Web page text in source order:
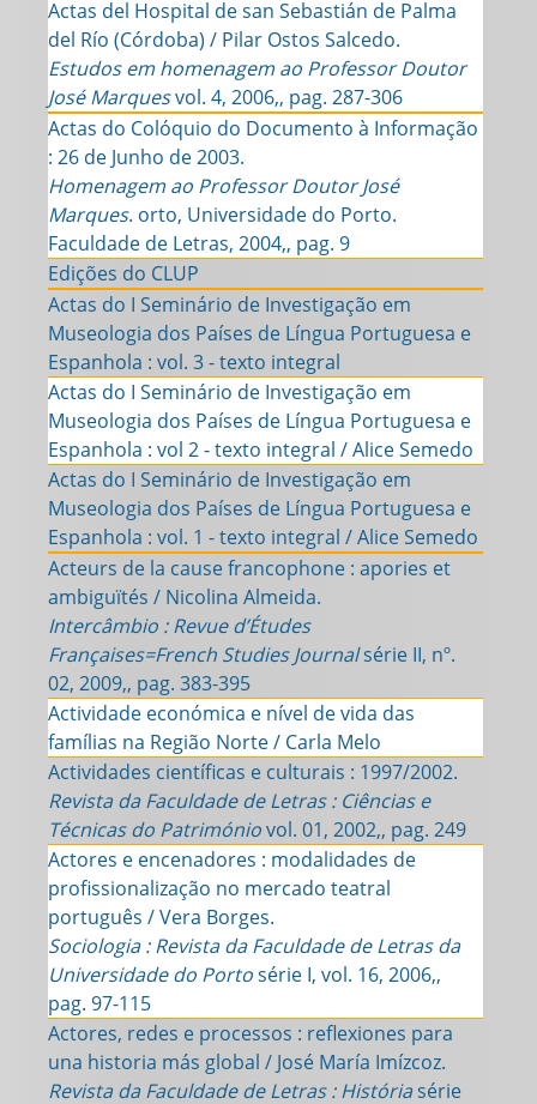
Actas del Hospital de san Sebastián de Palma
del Río (Córdoba) / Pilar Ostos Salcedo.
Estudos em homenagem ao Professor Doutor
José Marquesvol. 4, 2006,, pag. 287-306
Actas do Colóquio do Documento à Informação
: 26 de Junho de 2003.
Homenagem ao Professor Doutor José
Marques. orto, Universidade do Porto.
Faculdade de Letras, 2004,, pag. 9
Edições do CLUP
Actas do I Seminário de Investigação em
Museologia dos Países de Língua Portuguesa e
Espanhola : vol. 3 - texto integral
Actas do I Seminário de Investigação em
Museologia dos Países de Língua Portuguesa e
Espanhola : vol 2 - texto integral / Alice Semedo
Actas do I Seminário de Investigação em
Museologia dos Países de Língua Portuguesa e
Espanhola : vol. 1 - texto integral / Alice Semedo
Acteurs de la cause francophone : apories et
ambiguïtés / Nicolina Almeida.
Intercâmbio : Revue d’Études
Françaises=French Studies Journalsérie II, nº.
02, 2009,, pag. 383-395
Actividade económica e nível de vida das
famílias na Região Norte / Carla Melo
Actividades científicas e culturais : 1997/2002.
Revista da Faculdade de Letras : Ciências e
Técnicas do Patrimóniovol. 01, 2002,, pag. 249
Actores e encenadores : modalidades de
profissionalização no mercado teatral
português / Vera Borges.
Sociologia : Revista da Faculdade de Letras da
Universidade do Portosérie I, vol. 16, 2006,,
pag. 97-115
Actores, redes e processos : reflexiones para
una historia más global / José María Imízcoz.
Revista da Faculdade de Letras : Históriasérie